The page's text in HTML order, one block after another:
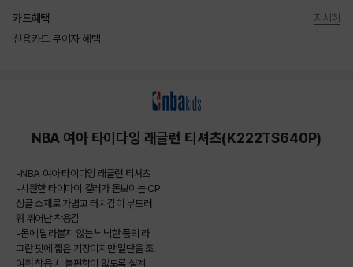
카드혜택
신용카드 무이자 혜택
자세히
NBA 여아 타이다잉 래글런 티셔츠(K222TS640P)
-NBA 여아 타이다잉 래글런 티셔츠
-시원한 타이다이 컬러가 돋보이는 CP
싱글 소재로 가볍고 터치감이 부드러
워 뛰어난 착용감
-몸에 달라붙지 않는 넉넉한 품의 라
그란 핏에 짧은 기장이지만 밑단을 조
여줘 착용 시 불편함이 없도록 설계